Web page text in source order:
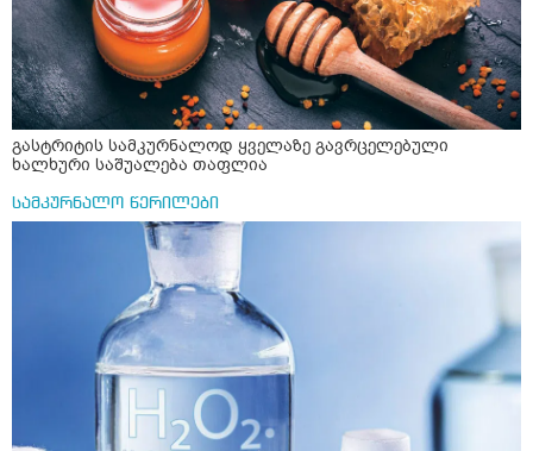
მანიპულაციები რომ თავს მოიკლავდა თუ წამოვიდოდი
მისგან ეს ტოქსიკური ურთიერთობა დავასრულე ეხლა
ისებ ასე ვარ თავბრუხვევებით და როგორ მოვიქცეე
არვიცი ბოდიში ცოყა არულად მიწერია
გასტრიტის სამკურნალოდ ყველაზე გავრცელებული
ხალხური საშუალება თაფლია
სამკურნალო წერილები